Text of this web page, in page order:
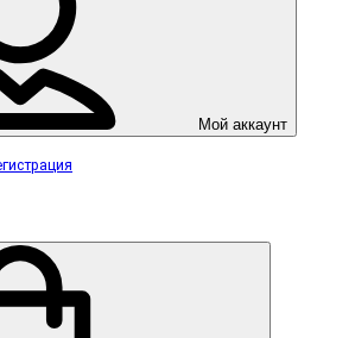
Мой аккаунт